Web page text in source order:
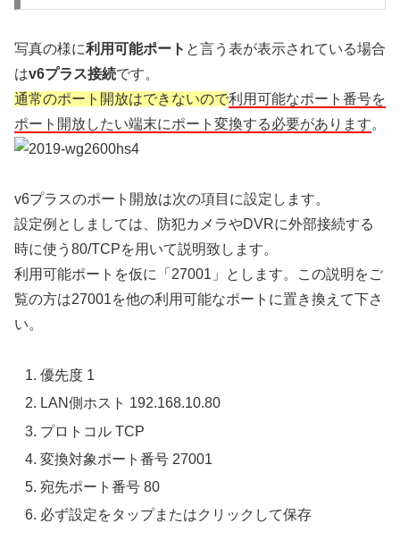
写真の様に利用可能ポート と言う表が表示されている場合
はv6プラス接続です。
通常のポート開放はできないので利用可能なポート番号を
ポート開放したい端末にポート変換する必要があります。
v6プラスのポート開放は次の項目に設定します。
設定例としましては、防犯カメラやDVRに外部接続する
時に使う80/TCPを用いて説明致します。
利用可能ポートを仮に「27001」とします。この説明をご
覧の方は27001を他の利用可能なポートに置き換えて下さ
い。
優先度 1
LAN側ホスト 192.168.10.80
プロトコル TCP
変換対象ポート番号 27001
宛先ポート番号 80
必ず設定をタップまたはクリックして保存